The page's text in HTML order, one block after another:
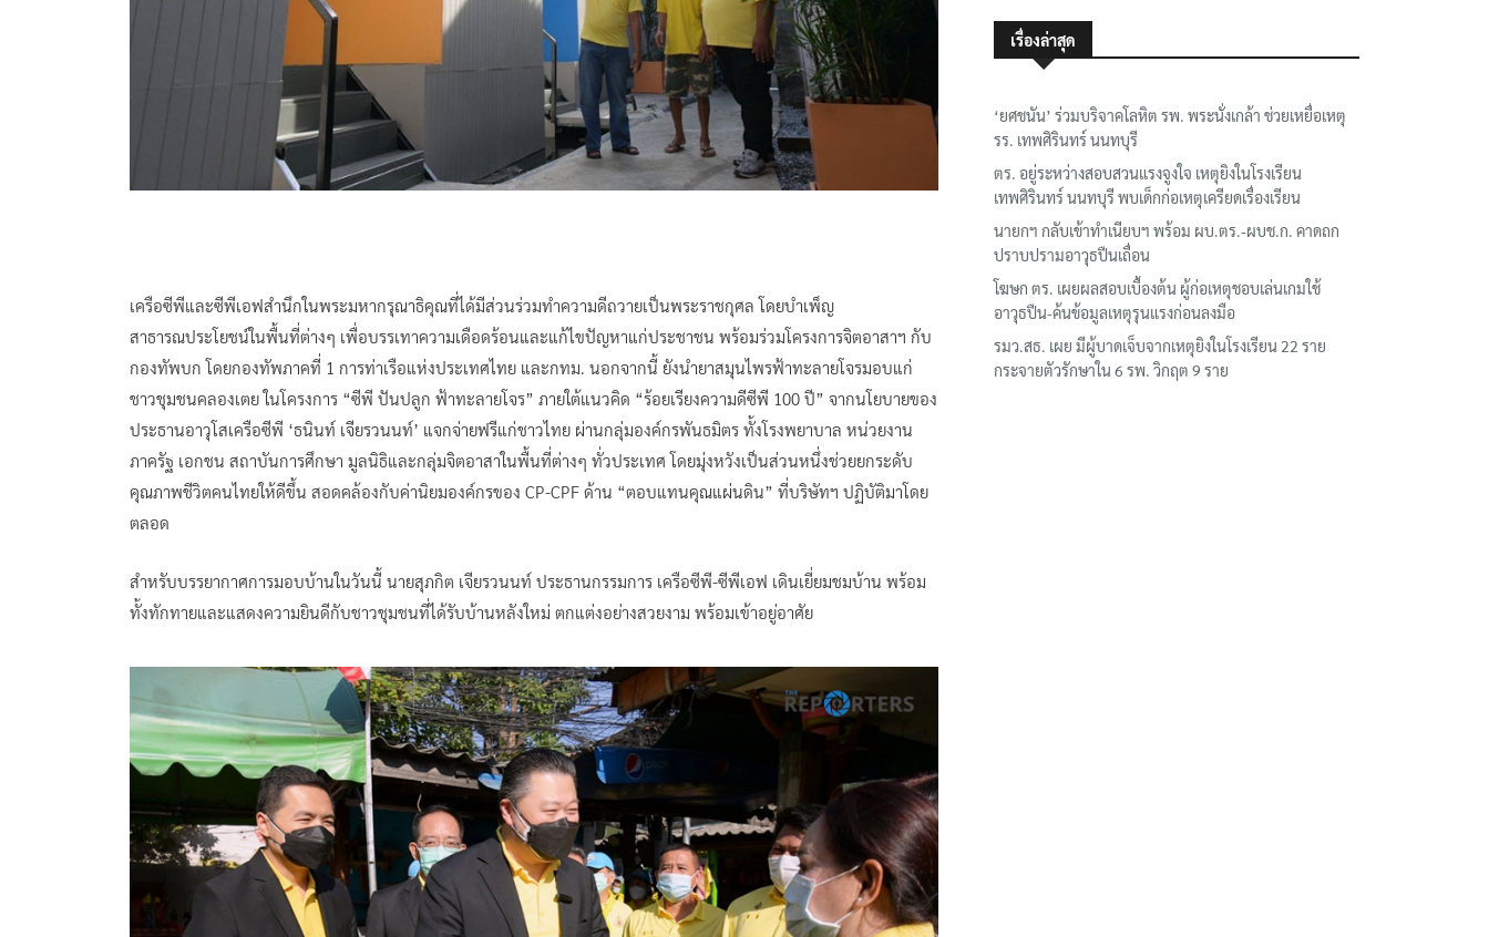
เครือซีพีและซีพีเอฟสำนึกในพระมหากรุณาธิคุณที่ได้มีส่วนร่วมทำความดีถวายเป็นพระราชกุศล โดยบำเพ็ญ
สาธารณประโยชน์ในพื้นที่ต่างๆ เพื่อบรรเทาความเดือดร้อนและแก้ไขปัญหาแก่ประชาชน พร้อมร่วมโครงการจิตอาสาฯ กับ
กองทัพบก โดยกองทัพภาคที่ 1 การท่าเรือแห่งประเทศไทย และกทม. นอกจากนี้ ยังนำยาสมุนไพรฟ้าทะลายโจรมอบแก่
ชาวชุมชนคลองเตย ในโครงการ “ซีพี ปันปลูก ฟ้าทะลายโจร” ภายใต้แนวคิด “ร้อยเรียงความดีซีพี 100 ปี” จากนโยบายของ
ประธานอาวุโสเครือซีพี ‘ธนินท์ เจียรวนนท์’ แจกจ่ายฟรีแก่ชาวไทย ผ่านกลุ่มองค์กรพันธมิตร ทั้งโรงพยาบาล หน่วยงาน
ภาครัฐ เอกชน สถาบันการศึกษา มูลนิธิและกลุ่มจิตอาสาในพื้นที่ต่างๆ ทั่วประเทศ โดยมุ่งหวังเป็นส่วนหนึ่งช่วยยกระดับ
คุณภาพชีวิตคนไทยให้ดีขึ้น สอดคล้องกับค่านิยมองค์กรของ CP-CPF ด้าน “ตอบแทนคุณแผ่นดิน” ที่บริษัทฯ ปฏิบัติมาโดย
ตลอด
สำหรับบรรยากาศการมอบบ้านในวันนี้ นายสุภกิต เจียรวนนท์ ประธานกรรมการ เครือซีพี-ซีพีเอฟ เดินเยี่ยมชมบ้าน พร้อม
ทั้งทักทายและแสดงความยินดีกับชาวชุมชนที่ได้รับบ้านหลังใหม่ ตกแต่งอย่างสวยงาม พร้อมเข้าอยู่อาศัย
เรื่องล่าสุด
‘ยศชนัน’ ร่วมบริจาคโลหิต รพ. พระนั่งเกล้า ช่วยเหยื่อเหตุ
รร. เทพศิรินทร์ นนทบุรี
ตร. อยู่ระหว่างสอบสวนแรงจูงใจ เหตุยิงในโรงเรียน
เทพศิรินทร์ นนทบุรี พบเด็กก่อเหตุเครียดเรื่องเรียน
นายกฯ กลับเข้าทำเนียบฯ พร้อม ผบ.ตร.-ผบช.ก. คาดถก
ปราบปรามอาวุธปืนเถื่อน
โฆษก ตร. เผยผลสอบเบื้องต้น ผู้ก่อเหตุชอบเล่นเกมใช้
อาวุธปืน-ค้นข้อมูลเหตุรุนแรงก่อนลงมือ
รมว.สธ. เผย มีผู้บาดเจ็บจากเหตุยิงในโรงเรียน 22 ราย
กระจายตัวรักษาใน 6 รพ. วิกฤต 9 ราย